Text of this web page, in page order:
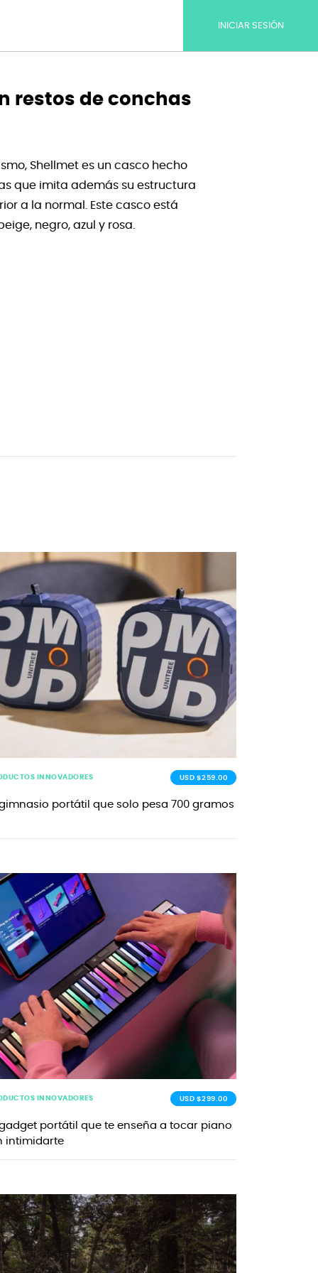
INICIAR SESIÓN
restos de conchas
Shellmet es un casco hecho
que imita además su estructura
a la normal. Este casco está
negro, azul y rosa.
INNOVADORES USD $259.00
portátil que solo pesa 700 gramos
INNOVADORES USD $299.00
portátil que te enseña a tocar piano
intimidarte